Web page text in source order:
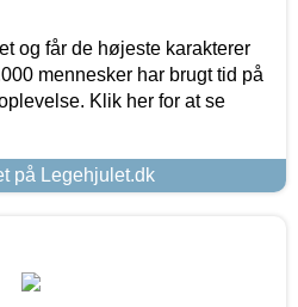
og får de højeste karakterer
mennesker har brugt tid på
Klik her for at se
på Legehjulet.dk